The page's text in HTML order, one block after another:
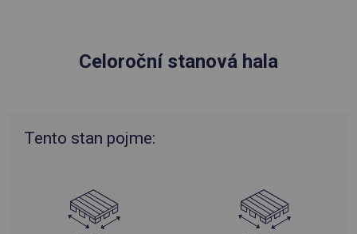
Celoroční stanová hala
Tento stan pojme: